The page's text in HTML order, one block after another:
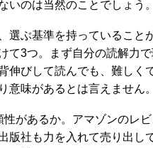
いのは当然のことでしょう。
選ぶ基準を持っていること
て3つ。まず自分の読解力
伸びして読んでも、難しく
意味があるとは言えません。
性があるか。アマゾンのレ
版社も力を入れて売り出し